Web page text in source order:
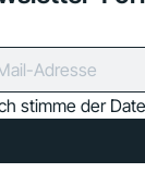
stimme der